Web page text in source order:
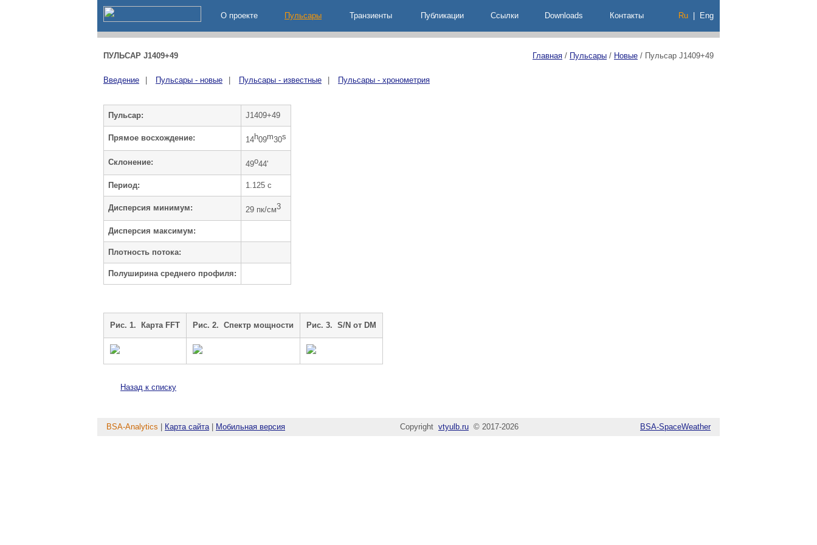
О проекте Пульсары Транзиенты Публикации Ccылки Downloads Контакты Ru Eng
ПУЛЬСАР J1409+49 Главная / Пульсары / Новые / Пульсар J1409+49
Введение Пульсары - новые Пульсары - известные Пульсары - хронометрия
Пульсар: J1409+49
Прямое восхождение: 14h09m30s
Cклонение: 49o44'
Период: 1.125 c
Дисперсия минимум: 29 пк/см3
Дисперсия максимум:
Плотность потока:
Полуширина среднего профиля:
Рис. 1. Карта FFT Рис. 2. Cпектр мощности Рис. 3. S/N от DM
Назад к списку
BSA-Analytics Карта сайта| Мобильная версия Copyright vtyulb.ru © 2017-2026 BSA-SpaceWeather